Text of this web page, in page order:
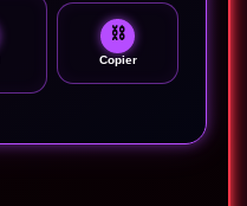
⛓
Copier